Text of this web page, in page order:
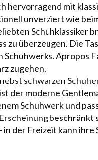
hervorragend mit
unverziert wie
Schuhklassiker
zu überzeugen. Die
Apropos
zugehen.
schwarzen
der moderne
Schuhwerk und
beschränkt
der Freizeit kann